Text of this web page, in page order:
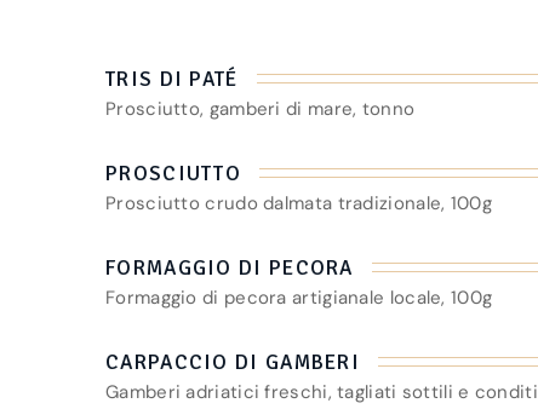
TRIS DI PATÉ
Prosciutto, gamberi di mare, tonno
PROSCIUTTO
Prosciutto crudo dalmata tradizionale, 100g
FORMAGGIO DI PECORA
Formaggio di pecora artigianale locale, 100g
CARPACCIO DI GAMBERI
Gamberi adriatici freschi, tagliati sottili e conditi